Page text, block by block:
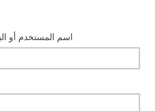
اسم المستخدم أو